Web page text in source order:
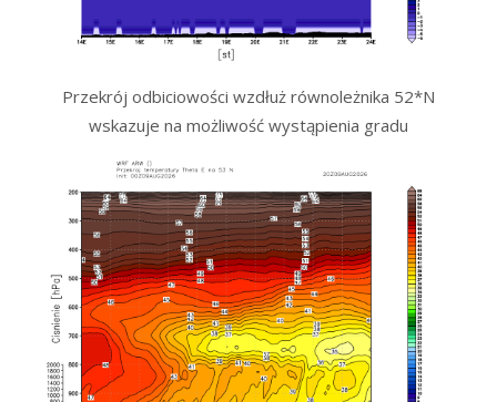
Przekrój odbiciowości wzdłuż równoleżnika 52*N
wskazuje na możliwość wystąpienia gradu